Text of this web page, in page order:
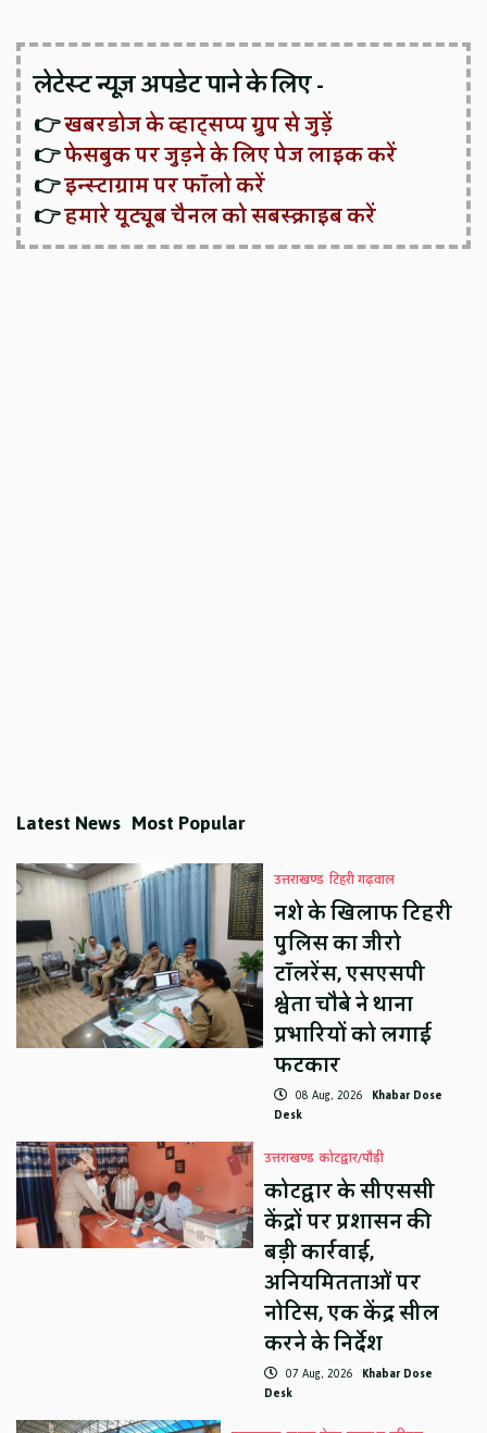
लेटेस्ट न्यूज़ अपडेट पाने के लिए -
👉खबरडोज के व्हाट्सप्प ग्रुप से जुड़ें
👉फेसबुक पर जुड़ने के लिए पेज लाइक करें
👉इन्स्टाग्राम पर फॉलो करें
👉हमारे यूट्यूब चैनल को सबस्क्राइब करें
Latest News Most Popular
उत्तराखण्ड टिहरी गढ़वाल
नशे के खिलाफ टिहरी
पुलिस का जीरो
टॉलरेंस, एसएसपी
श्वेता चौबे ने थाना
प्रभारियों को लगाई
फटकार
08 Aug, 2026 Khabar Dose
Desk
उत्तराखण्ड कोटद्वार/पौड़ी
कोटद्वार के सीएससी
केंद्रों पर प्रशासन की
बड़ी कार्रवाई,
अनियमितताओं पर
नोटिस, एक केंद्र सील
करने के निर्देश
07 Aug, 2026 Khabar Dose
Desk